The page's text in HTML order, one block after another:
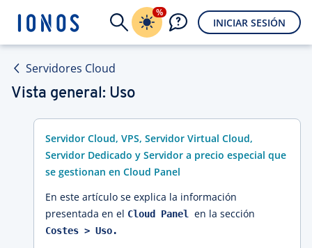
%
INICIAR SESIÓN
Servidores Cloud
Vista general: Uso
Servidor Cloud, VPS, Servidor Virtual Cloud,
Servidor Dedicado y Servidor a precio especial que
se gestionan en Cloud Panel
En este artículo se explica la información
presentada en el Cloud Panel en la sección
Costes > Uso.